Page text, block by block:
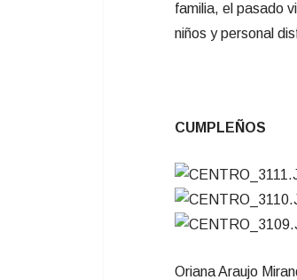
familia, el pasado
niños y personal
CUMPLEÑOS
Oriana Araujo